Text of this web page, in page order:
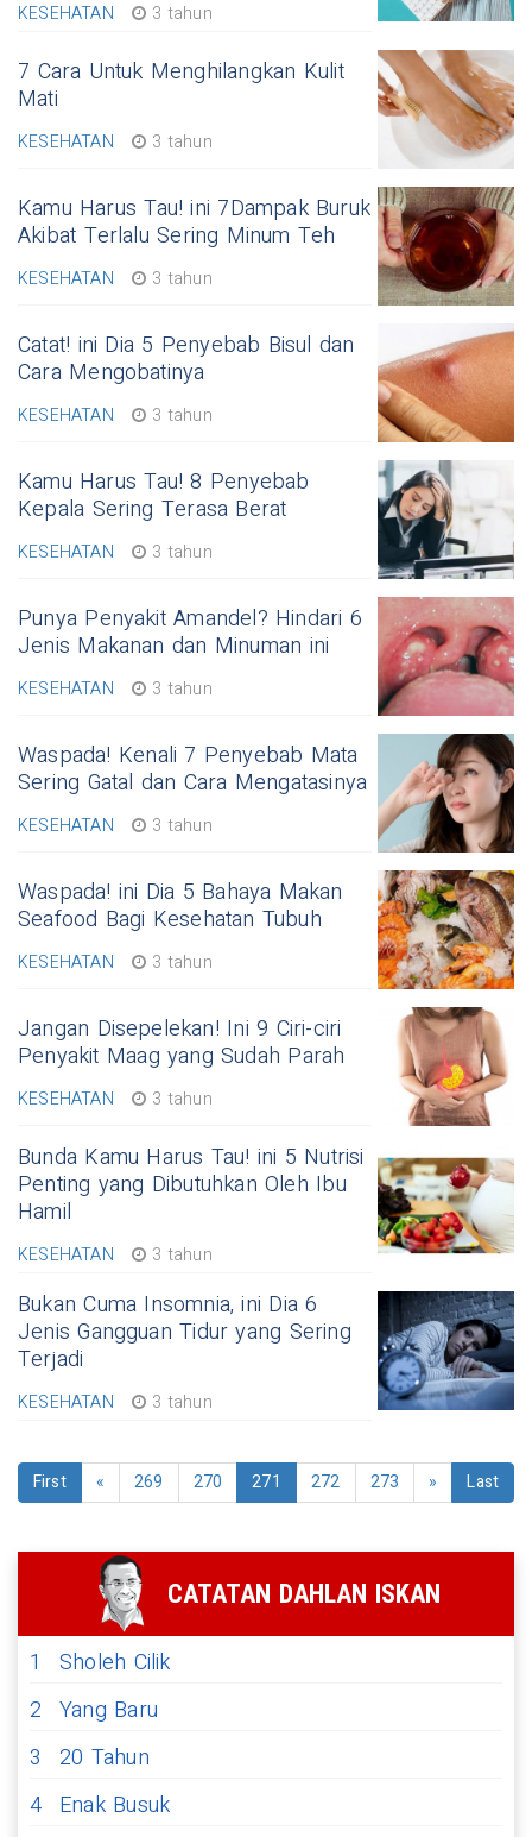
KESEHATAN 3 tahun
7 Cara Untuk Menghilangkan Kulit
Mati
KESEHATAN 3 tahun
Kamu Harus Tau! ini 7Dampak Buruk
Akibat Terlalu Sering Minum Teh
KESEHATAN 3 tahun
Catat! ini Dia 5 Penyebab Bisul dan
Cara Mengobatinya
KESEHATAN 3 tahun
Kamu Harus Tau! 8 Penyebab
Kepala Sering Terasa Berat
KESEHATAN 3 tahun
Punya Penyakit Amandel? Hindari 6
Jenis Makanan dan Minuman ini
KESEHATAN 3 tahun
Waspada! Kenali 7 Penyebab Mata
Sering Gatal dan Cara Mengatasinya
KESEHATAN 3 tahun
Waspada! ini Dia 5 Bahaya Makan
Seafood Bagi Kesehatan Tubuh
KESEHATAN 3 tahun
Jangan Disepelekan! Ini 9 Ciri-ciri
Penyakit Maag yang Sudah Parah
KESEHATAN 3 tahun
Bunda Kamu Harus Tau! ini 5 Nutrisi
Penting yang Dibutuhkan Oleh Ibu
Hamil
KESEHATAN 3 tahun
Bukan Cuma Insomnia, ini Dia 6
Jenis Gangguan Tidur yang Sering
Terjadi
KESEHATAN 3 tahun
First « 269 270 271 272 273 » Last
CATATAN DAHLAN ISKAN
1
Sholeh Cilik
2 Yang Baru
3
20 Tahun
4 Enak Busuk